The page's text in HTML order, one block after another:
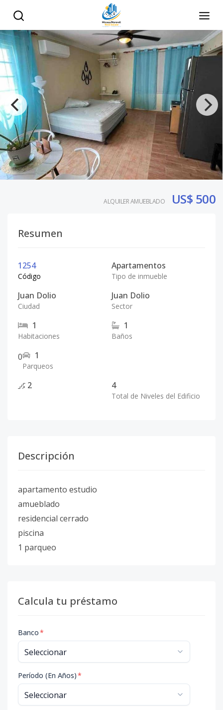
ALQUILER AMUEBLADO US$ 500
Resumen
1254
Código
Apartamentos
Tipo de inmueble
Juan Dolio
Ciudad
Juan Dolio
Sector
1
Habitaciones
1
Baños
0 1
Parqueos
2 4
Total de Niveles del Edificio
Descripción
apartamento estudio
amueblado
residencial cerrado
piscina
1 parqueo
Calcula tu préstamo
Banco*
Período (En Años)*